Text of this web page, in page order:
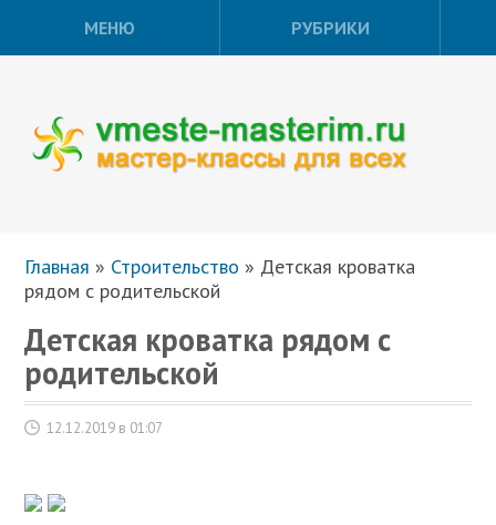
МЕНЮ РУБРИКИ
Главная » Строительство » Детская кроватка
рядом с родительской
Детская кроватка рядом с
родительской
12.12.2019 в 01:07